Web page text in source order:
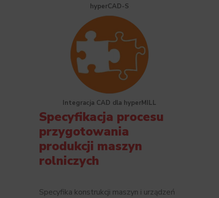
hyperCAD-S
Integracja CAD dla hyperMILL
Specyfikacja procesu
przygotowania
produkcji maszyn
rolniczych
Specyfika konstrukcji maszyn i urządzeń